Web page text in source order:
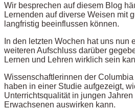
Wir besprechen auf diesem Blog
Lernenden auf diverse Weisen mit
langfristig beeinflussen können.
In den letzten Wochen hat uns nun
weiteren Aufschluss darüber
Lernen und Lehren wirklich sein
Wissenschaftlerinnen der
haben in einer Studie aufgezeigt,
Unterrichtsqualität in jungen
Erwachsenen auswirken kann.